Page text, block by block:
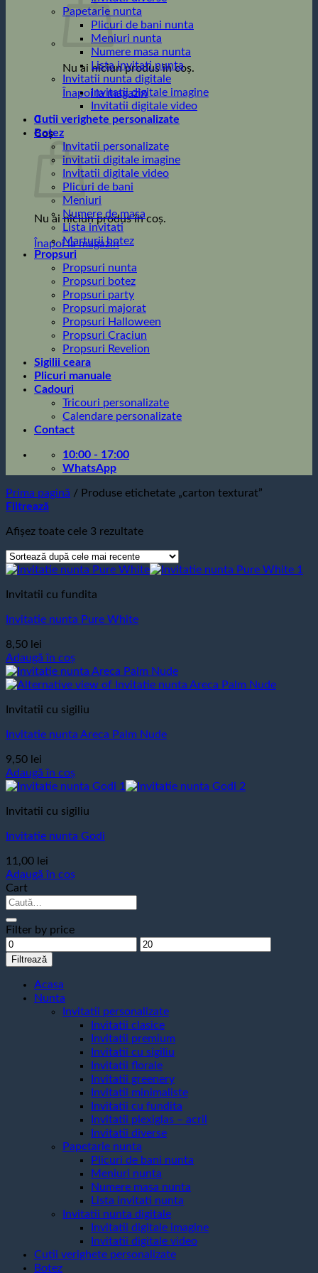
Nu ai niciun produs în coș.
Înapoi la magazin
0
Coș
Nu ai niciun produs în coș.
Înapoi la magazin
Papetarie nunta
Plicuri de bani nunta
Meniuri nunta
Numere masa nunta
Lista invitati nunta
Invitatii nunta digitale
Invitatii digitale imagine
Invitatii digitale video
Cutii verighete personalizate
Botez
Invitatii personalizate
invitatii digitale imagine
Invitatii digitale video
Plicuri de bani
Meniuri
Numere de masa
Lista invitati
Marturii botez
Propsuri
Propsuri nunta
Propsuri botez
Propsuri party
Propsuri majorat
Propsuri Halloween
Propsuri Craciun
Propsuri Revelion
Sigilii ceara
Plicuri manuale
Cadouri
Tricouri personalizate
Calendare personalizate
Contact
10:00 - 17:00
WhatsApp
Prima pagină / Produse etichetate „carton texturat”
Filtrează
Afișez toate cele 3 rezultateSortat
mai
Invitatii cu fundita
Invitatie nunta Pure White
8,50 lei
Adaugă în coș
Invitatii cu sigiliu
Invitatie nunta Areca Palm Nude
9,50 lei
Adaugă în coș
Invitatii cu sigiliu
Invitatie nunta Godi
11,00 lei
Adaugă în coș
Cart
Caută
Filter by price
Preț
minim
Preț
Filtrează
Acasa
Nunta
Invitatii personalizate
Invitatii clasice
Invitatii premium
Invitatii cu sigiliu
Invitatii florale
Invitatii greenery
Invitatii minimaliste
Invitatii cu fundita
Invitatii plexiglas – acril
Invitatii diverse
Papetarie nunta
Plicuri de bani nunta
Meniuri nunta
Numere masa nunta
Lista invitati nunta
Invitatii nunta digitale
Invitatii digitale imagine
Invitatii digitale video
Cutii verighete personalizate
Botez